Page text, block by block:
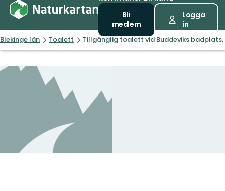
Bli
medlem
Logga
in
Blekinge län Toalett Tillgänglig toalett vid Buddeviks